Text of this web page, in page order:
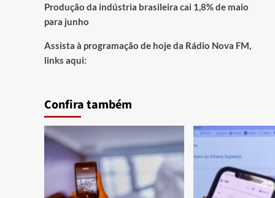
Produção da indústria brasileira cai 1,8% de maio
para junho
Assista à programação de hoje da Rádio Nova FM,
links aqui:
Confira também